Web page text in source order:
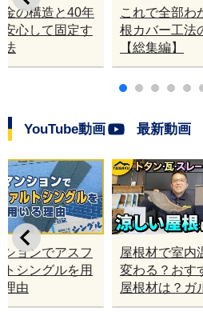
これで全部わ
根カバー工法
【総集編】
金の構造と40年
安心して固定す
法
YouTube動画 最新動画
屋根材で室内
変わる？おす
屋根材は？ガ
トタン・瓦・
ションでアスフ
トシングルを用
理由